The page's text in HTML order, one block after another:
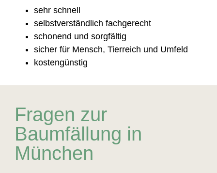
sehr schnell
selbstverständlich fachgerecht
schonend und sorgfältig
sicher für Mensch, Tierreich und Umfeld
kostengünstig
Fragen zur
Baumfällung in
München